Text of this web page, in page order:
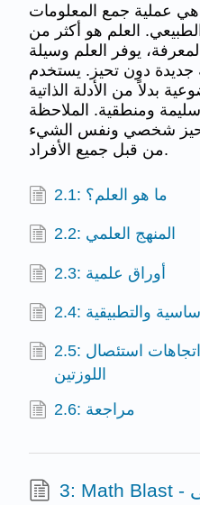
هي عملية جمع المعلومات
العلم هو أكثر من
يوفر العلم وسيلة
جديدة دون تحيز. يستخدم
بدلاً من الأدلة الذاتية
ومنطقية. الملاحظة
شخصي ونفس الشيء
من قبل جميع الأفراد.
2.1: ما هو العلم؟
2.2: المنهج العلمي
2.3: أوراق علمية
والتطبيقية
2.5: الغوص في البيانات - اتجاهات استئصال
اللوزتين
2.6: مراجعة
3: Math Blast - نظرة عامة على